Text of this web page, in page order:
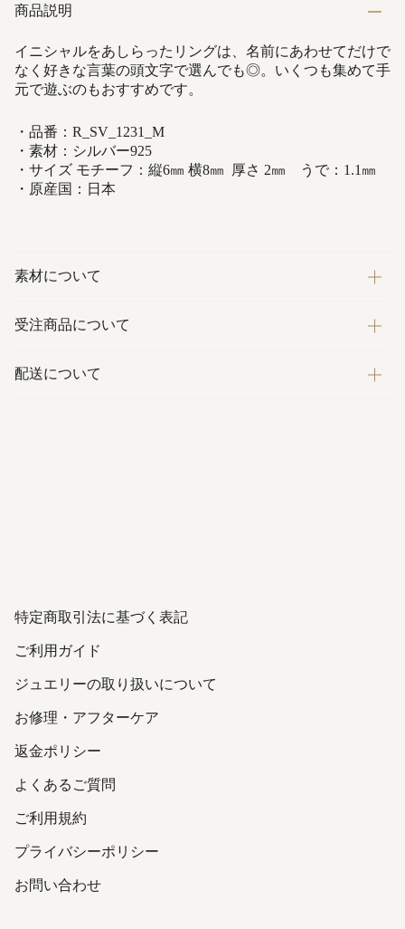
商品説明
イニシャルをあしらったリングは、名前にあわせてだけで
なく好きな言葉の頭文字で選んでも◎。いくつも集めて手
元で遊ぶのもおすすめです。
・品番：R_SV_1231_M
・素材：シルバー925
・サイズ モチーフ：縦6㎜ 横8㎜ 厚さ 2㎜ うで：1.1㎜
・原産国：日本
素材について
受注商品について
配送について
特定商取引法に基づく表記
ご利用ガイド
ジュエリーの取り扱いについて
お修理・アフターケア
返金ポリシー
よくあるご質問
ご利用規約
プライバシーポリシー
お問い合わせ